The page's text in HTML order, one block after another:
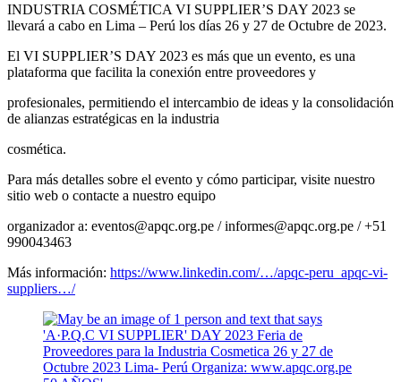
INDUSTRIA COSMÉTICA VI SUPPLIER’S DAY 2023 se
llevará a cabo en Lima – Perú los días 26 y 27 de Octubre de 2023.
El VI SUPPLIER’S DAY 2023 es más que un evento, es una
plataforma que facilita la conexión entre proveedores y
profesionales, permitiendo el intercambio de ideas y la consolidación
de alianzas estratégicas en la industria
cosmética.
Para más detalles sobre el evento y cómo participar, visite nuestro
sitio web o contacte a nuestro equipo
organizador a: eventos@apqc.org.pe / informes@apqc.org.pe / +51
990043463
Más información: https://www.linkedin.com/…/apqc-peru_apqc-vi-
suppliers…/